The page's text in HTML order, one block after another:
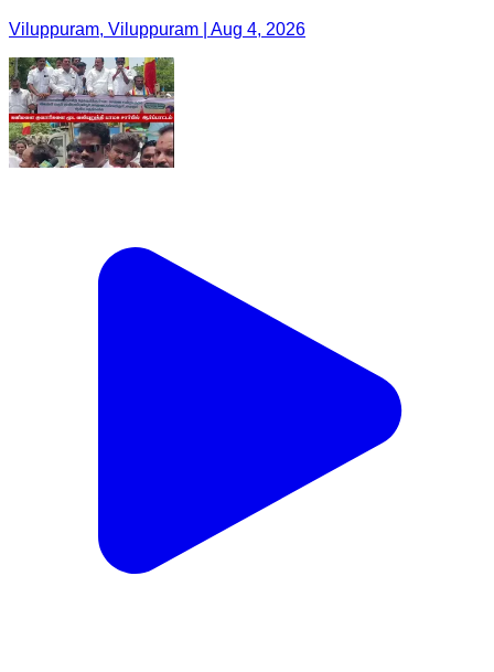
Viluppuram, Viluppuram | Aug 4, 2026